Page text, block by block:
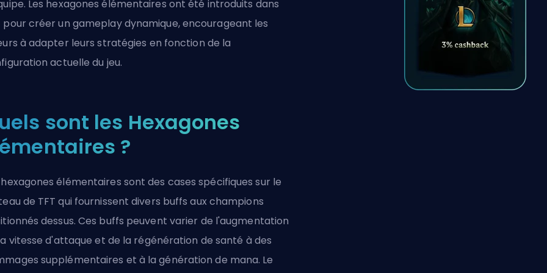
Les hexagones élémentaires ont été introduits dans
pour créer un gameplay dynamique, encourageant les
à adapter leurs stratégies en fonction de la
actuelle du jeu.
sont les Hexagones
?
hexagones élémentaires sont des cases spécifiques sur le
de TFT qui fournissent divers buffs aux champions
dessus. Ces buffs peuvent varier de l'augmentation
vitesse d'attaque et de la régénération de santé à des
supplémentaires et à la génération de mana. Le